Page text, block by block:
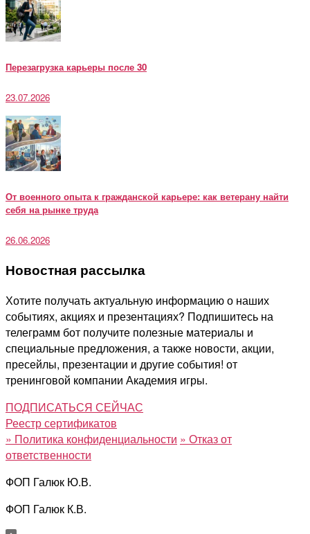
Перезагрузка карьеры после 30
23.07.2026
От военного опыта к гражданской карьере: как ветерану найти
себя на рынке труда
26.06.2026
Новостная рассылка
Хотите получать актуальную информацию о наших
событиях, акциях и презентациях? Подпишитесь на
телеграмм бот получите полезные материалы и
специальные предложения, а также новости, акции,
пресейлы, презентации и другие события! от
тренинговой компании Академия игры.
ПОДПИСАТЬСЯ СЕЙЧАС
Реестр сертификатов
» Политика конфиденциальности » Отказ от
ответственности
ФОП Галюк Ю.В.
ФОП Галюк К.В.